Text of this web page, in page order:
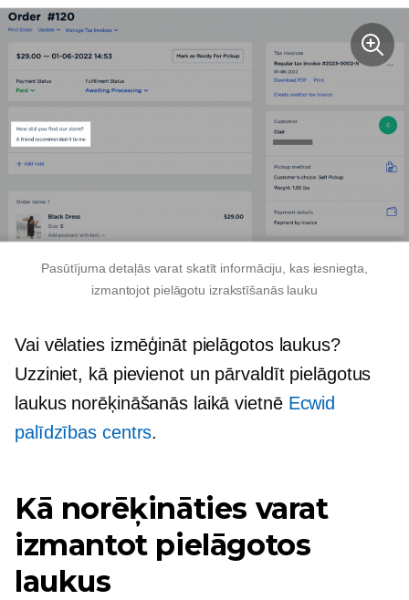
Pasūtījuma detaļās varat skatīt informāciju, kas iesniegta,
izmantojot pielāgotu izrakstīšanās lauku
Vai vēlaties izmēģināt pielāgotos laukus?
Uzziniet, kā pievienot un pārvaldīt pielāgotus
laukus norēķināšanās laikā vietnē Ecwid
palīdzības centrs.
Kā norēķināties varat
izmantot pielāgotos
laukus